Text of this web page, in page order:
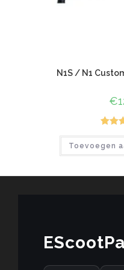
N1S / N1
€
5.00
Toevoegen